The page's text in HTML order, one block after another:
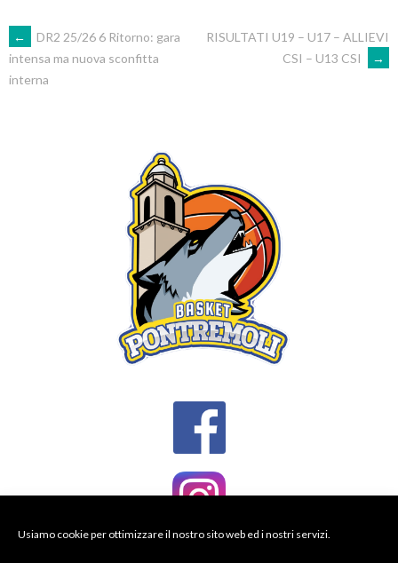
Usiamo cookie per ottimizzare il nostro sito web ed i nostri servizi.
POST
NAVIGATION
←
DR2 25/26 6 Ritorno: gara
intensa ma nuova sconfitta
interna
RISULTATI U19 – U17 – ALLIEVI
CSI – U13 CSI
→